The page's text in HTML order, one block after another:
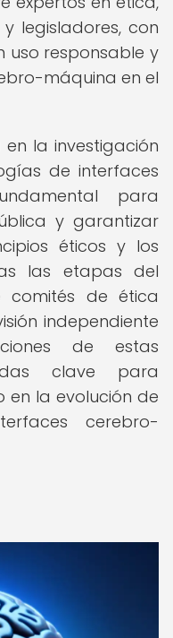
legisladores, con
uso responsable y
máquina en el
la investigación
de interfaces
para
y garantizar
éticos y los
las etapas del
comités de ética
independiente
de estas
clave para
en la evolución de
cerebro-